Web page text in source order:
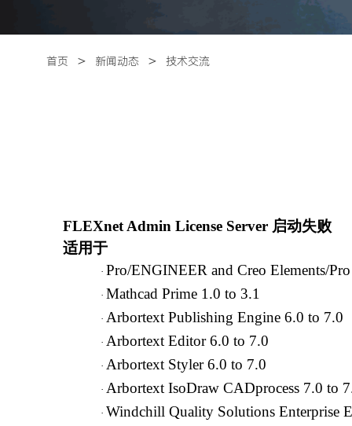
首页 ＞ 新闻动态 ＞ 技术交流
FLEXnet Admin License Server 启动失败
适用于
· Pro/ENGINEER and Creo Elements/
· Mathcad Prime 1.0 to 3.1
· Arbortext Publishing Engine 6.0 to 7.0
· Arbortext Editor 6.0 to 7.0
· Arbortext Styler 6.0 to 7.0
· Arbortext IsoDraw CADprocess 7.0 to
· Windchill Quality Solutions Enterprise